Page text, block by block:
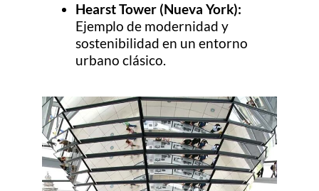
Hearst Tower (Nueva York):
Ejemplo de modernidad y
sostenibilidad en un entorno
urbano clásico.